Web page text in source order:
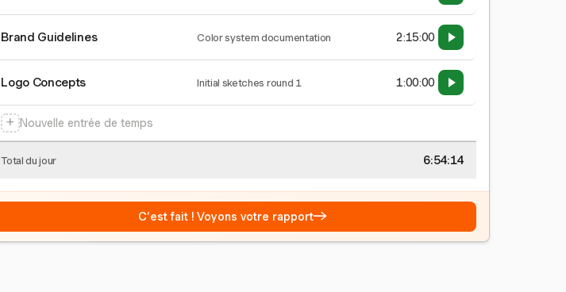
Brand Guidelines Color system documentation 2:15:00
Logo Concepts Initial sketches round 1 1:00:00
+ Nouvelle entrée de temps
Total du jour 6:54:15
C'est fait ! Voyons votre rapport→